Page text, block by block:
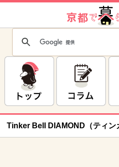
Tinker Bell DIAMOND（ティン